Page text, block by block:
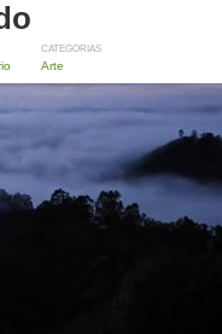
CATEGORIAS
Arte